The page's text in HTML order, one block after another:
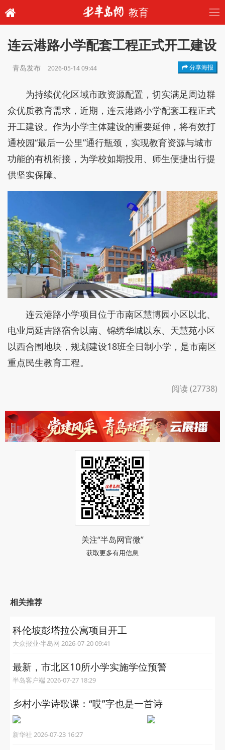
教育
连云港路小学配套工程正式开工建设
青岛发布 2026-05-14 09:44 分享海报
为持续优化区域市政资源配置，切实满足周边群
众优质教育需求，近期，连云港路小学配套工程正式
开工建设。作为小学主体建设的重要延伸，将有效打
通校园“最后一公里”通行瓶颈，实现教育资源与城市
功能的有机衔接，为学校如期投用、师生便捷出行提
供坚实保障。
连云港路小学项目位于市南区慧博园小区以北、
电业局延吉路宿舍以南、锦绣华城以东、天慧苑小区
以西合围地块，规划建设18班全日制小学，是市南区
重点民生教育工程。
阅读 (27738)
关注“半岛网官微”
获取更多有用信息
相关推荐
科伦坡彭塔拉公寓项目开工
大众报业·半岛网 2026-07-20 09:41
最新，市北区10所小学实施学位预警
半岛客户端 2026-07-27 18:29
乡村小学诗歌课：“哎”字也是一首诗
新华社 2026-07-23 16:27